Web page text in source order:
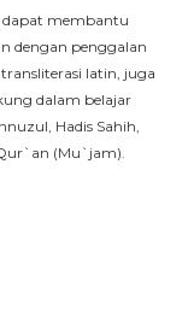
membantu
dengan penggalan
latin, juga
dalam belajar
Hadis Sahih,
(Mu`jam).